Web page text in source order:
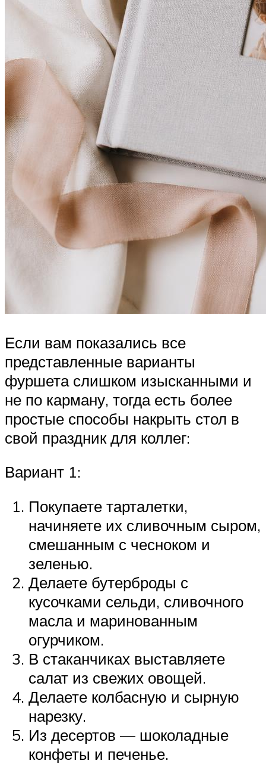
Если вам показались все
представленные варианты
фуршета слишком изысканными и
не по карману, тогда есть более
простые способы накрыть стол в
свой праздник для коллег:
Вариант 1:
Покупаете тарталетки,
начиняете их сливочным сыром,
смешанным с чесноком и
зеленью.
Делаете бутерброды с
кусочками сельди, сливочного
масла и маринованным
огурчиком.
В стаканчиках выставляете
салат из свежих овощей.
Делаете колбасную и сырную
нарезку.
Из десертов — шоколадные
конфеты и печенье.